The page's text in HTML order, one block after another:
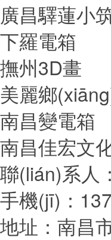
廣昌驛蓮小
下羅電箱
撫州3D畫
美麗鄉
南昌變電箱
南昌佳宏文
聯(lián)系人
手機(jī)：
地址：南昌